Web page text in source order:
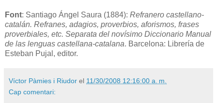
Font: Santiago Ángel Saura (1884): Refranero castellano-
catalán. Refranes, adagios, proverbios, aforismos, frases
proverbiales, etc. Separata del novísimo Diccionario Manual
de las lenguas castellana-catalana. Barcelona: Librería de
Esteban Pujal, editor.
Víctor Pàmies i Riudor el 11/30/2008 12:16:00 a. m.
Cap comentari: